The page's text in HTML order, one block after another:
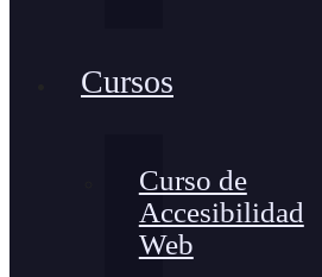
Cursos
Curso de
Accesibilidad
Web